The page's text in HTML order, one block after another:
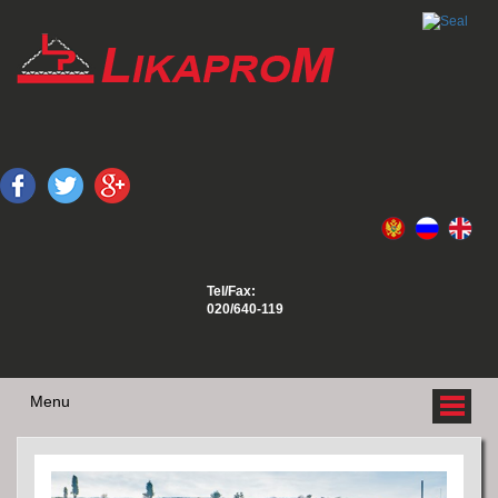
Tel/Fax:
020/640-119
Menu